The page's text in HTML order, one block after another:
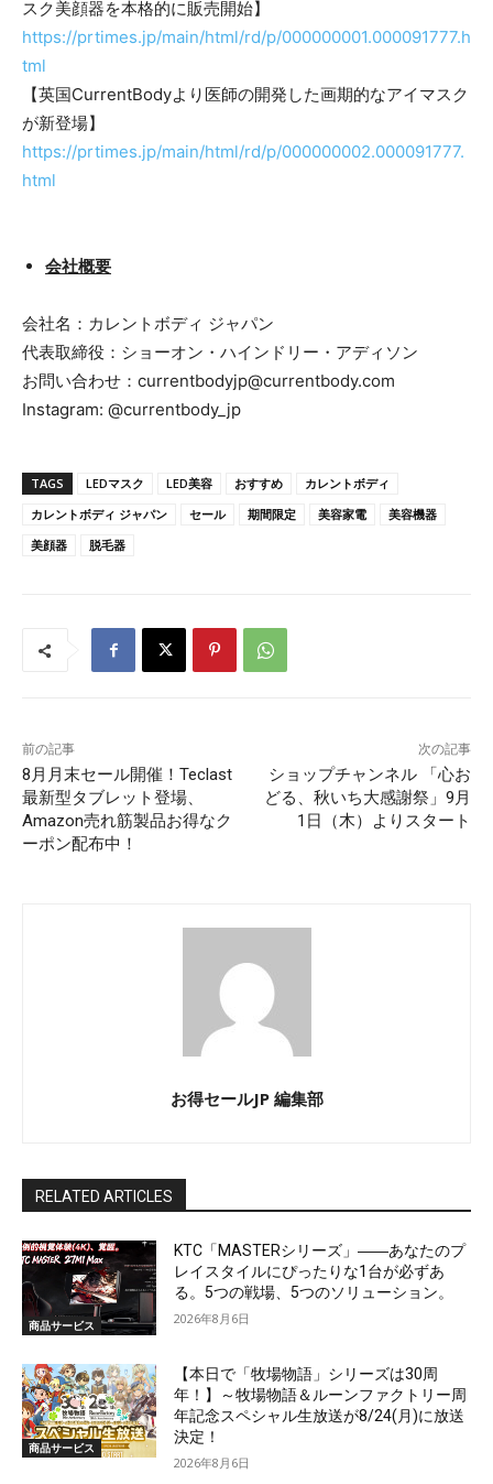
スク美顔器を本格的に販売開始】
https://prtimes.jp/main/html/rd/p/000000001.000091777.h
tml
【英国CurrentBodyより医師の開発した画期的なアイマスク
が新登場】
https://prtimes.jp/main/html/rd/p/000000002.000091777.
html
会社概要
会社名：カレントボディ ジャパン
代表取締役：ショーオン・ハインドリー・アディソン
お問い合わせ：currentbodyjp@currentbody.com
Instagram: @currentbody_jp
TAGS LEDマスク LED美容 おすすめ
カレントボディ
カレントボディ ジャパン
セール 期間限定 美容家電
美容機器
美顔器
脱毛器
前の記事
8月月末セール開催！Teclast
最新型タブレット登場、
Amazon売れ筋製品お得なク
ーポン配布中！
次の記事
ショップチャンネル 「心お
どる、秋いち大感謝祭」9月
1日（木）よりスタート
お得セールJP 編集部
RELATED ARTICLES
商品サービス
KTC「MASTERシリーズ」――あなたのプ
レイスタイルにぴったりな1台が必ずあ
る。5つの戦場、5つのソリューション。
2026年8月6日
商品サービス
【本日で「牧場物語」シリーズは30周
年！】～牧場物語＆ルーンファクトリー周
年記念スペシャル生放送が8/24(月)に放送
決定！
2026年8月6日